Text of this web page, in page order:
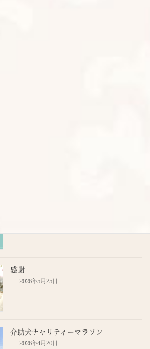
感謝
2026年5月25日
介助犬チャリティーマラソン
2026年4月20日